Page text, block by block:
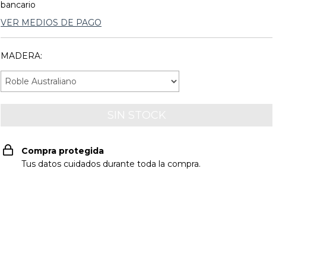
bancario
VER MEDIOS DE PAGO
MADERA:
Compra protegida
Tus datos cuidados durante toda la compra.